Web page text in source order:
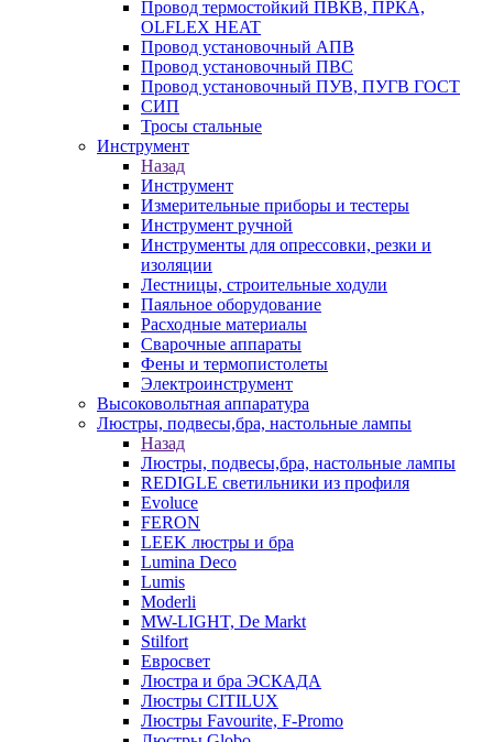
Провод термостойкий ПВКВ, ПРКА,
OLFLEX HEAT
Провод установочный АПВ
Провод установочный ПВС
Провод установочный ПУВ, ПУГВ ГОСТ
СИП
Тросы стальные
Инструмент
Назад
Инструмент
Измерительные приборы и тестеры
Инструмент ручной
Инструменты для опрессовки, резки и
изоляции
Лестницы, строительные ходули
Паяльное оборудование
Расходные материалы
Сварочные аппараты
Фены и термопистолеты
Электроинструмент
Высоковольтная аппаратура
Люстры, подвесы,бра, настольные лампы
Назад
Люстры, подвесы,бра, настольные лампы
REDIGLE светильники из профиля
Evoluce
FERON
LEEK люстры и бра
Lumina Deco
Lumis
Moderli
MW-LIGHT, De Markt
Stilfort
Евросвет
Люстра и бра ЭСКАДА
Люстры CITILUX
Люстры Favourite, F-Promo